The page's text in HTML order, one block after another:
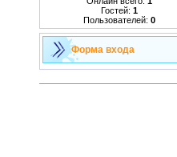
Гостей: 1
Пользователей: 0
Форма входа